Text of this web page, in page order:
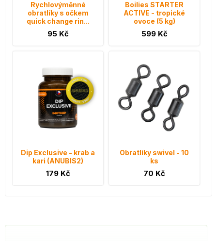
Rychlovýměnné
obratlíky s očkem
quick change rin...
95 Kč
Boilies STARTER
ACTIVE - tropické
ovoce (5 kg)
599 Kč
Dip Exclusive - krab a
kari (ANUBIS2)
179 Kč
Obratlíky swivel - 10
ks
70 Kč